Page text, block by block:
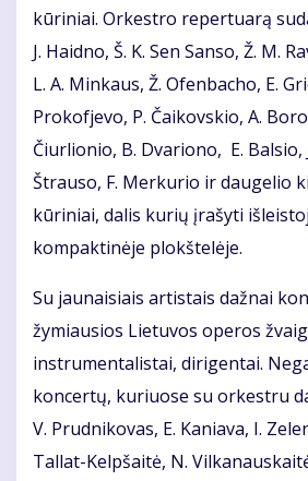
kūriniai. Orkestro repertuarą
J. Haidno, Š. K. Sen Sanso, Ž. M.
L. A. Minkaus, Ž. Ofenbacho, E.
Prokofjevo, P. Čaikovskio, A.
Čiurlionio, B. Dvariono, E. Balsio,
Štrauso, F. Merkurio ir daugelio
kūriniai, dalis kurių įrašyti
kompaktinėje plokštelėje.
Su jaunaisiais artistais dažnai
žymiausios Lietuvos operos
instrumentalistai, dirigentai.
koncertų, kuriuose su orkestru
V. Prudnikovas, E. Kaniava, I.
Tallat-Kelpšaitė, N.